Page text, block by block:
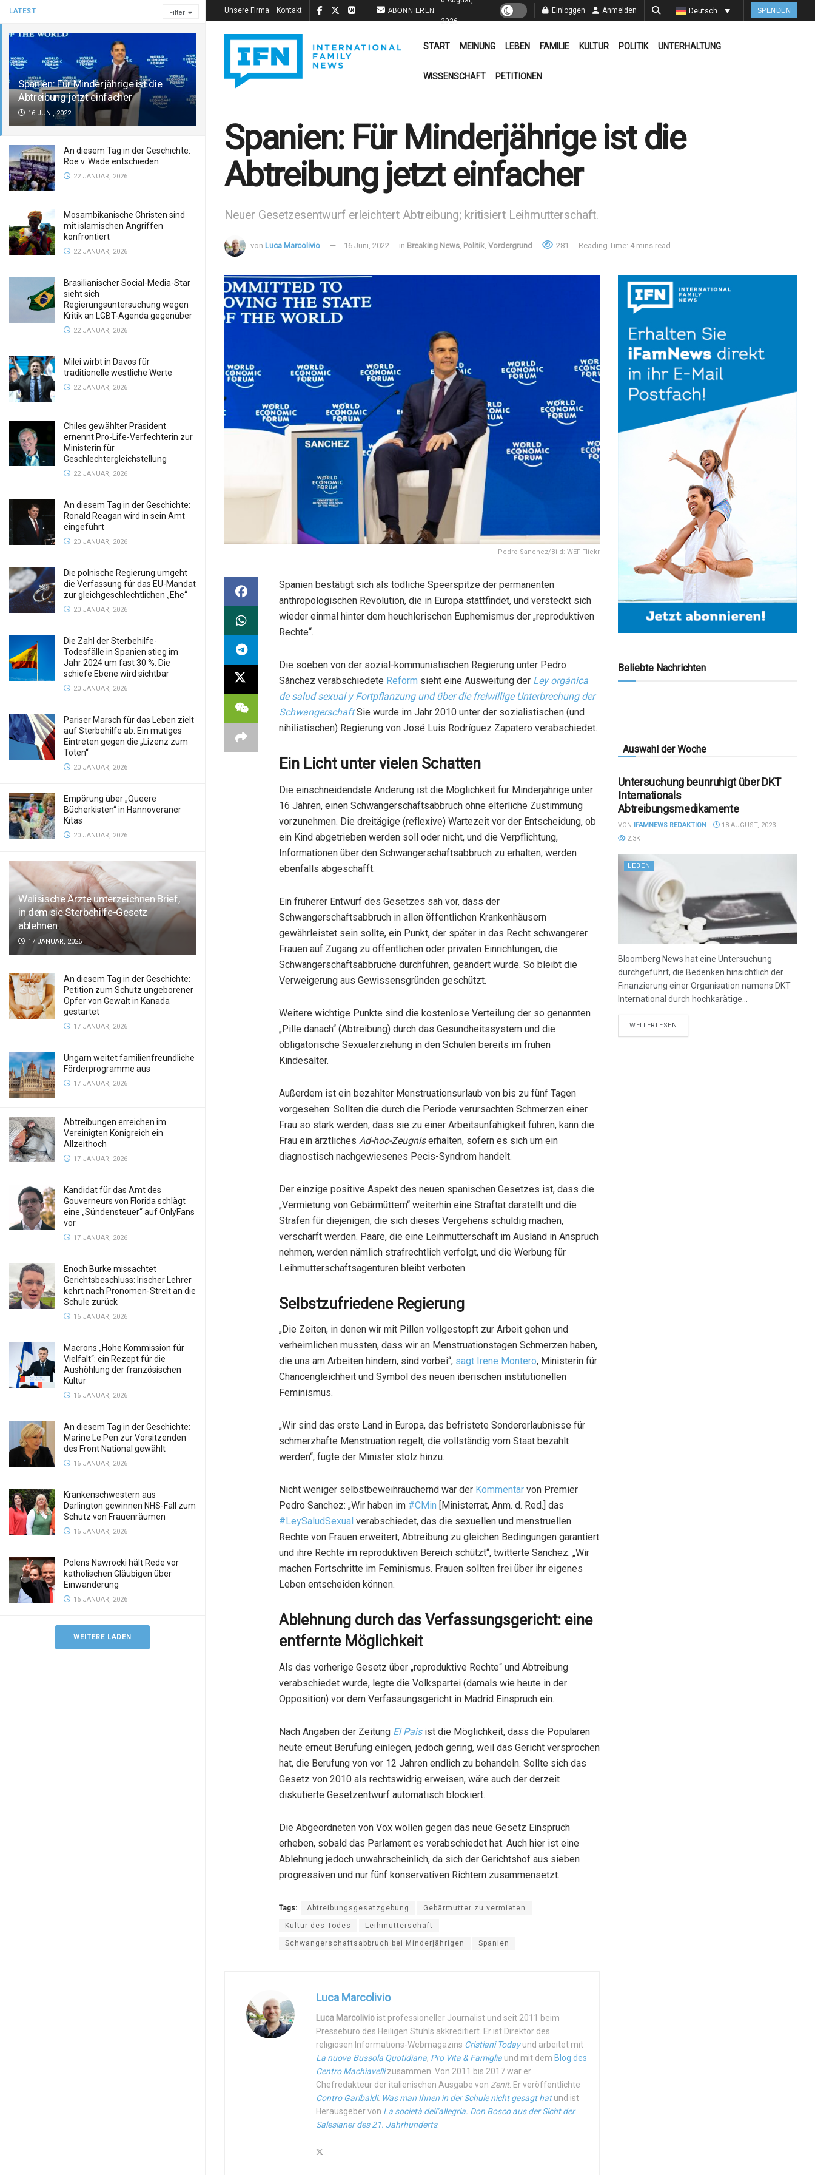
LATEST Filter
Spanien: Für Minderjährige ist die
Abtreibung jetzt einfacher
16 JUNI, 2022
An diesem Tag in der Geschichte:
Roe v. Wade entschieden
22 JANUAR, 2026
Mosambikanische Christen sind
mit islamischen Angriffen
konfrontiert
22 JANUAR, 2026
Brasilianischer Social-Media-Star
sieht sich
Regierungsuntersuchung wegen
Kritik an LGBT-Agenda gegenüber
22 JANUAR, 2026
Milei wirbt in Davos für
traditionelle westliche Werte
22 JANUAR, 2026
Chiles gewählter Präsident
ernennt Pro-Life-Verfechterin zur
Ministerin für
Geschlechtergleichstellung
22 JANUAR, 2026
An diesem Tag in der Geschichte:
Ronald Reagan wird in sein Amt
eingeführt
20 JANUAR, 2026
Die polnische Regierung umgeht
die Verfassung für das EU-Mandat
zur gleichgeschlechtlichen „Ehe“
20 JANUAR, 2026
Die Zahl der Sterbehilfe-
Todesfälle in Spanien stieg im
Jahr 2024 um fast 30 %: Die
schiefe Ebene wird sichtbar
20 JANUAR, 2026
Pariser Marsch für das Leben zielt
auf Sterbehilfe ab: Ein mutiges
Eintreten gegen die „Lizenz zum
Töten“
20 JANUAR, 2026
Empörung über „Queere
Bücherkisten“ in Hannoveraner
Kitas
20 JANUAR, 2026
Walisische Ärzte unterzeichnen Brief,
in dem sie Sterbehilfe-Gesetz
ablehnen
17 JANUAR, 2026
An diesem Tag in der Geschichte:
Petition zum Schutz ungeborener
Opfer von Gewalt in Kanada
gestartet
17 JANUAR, 2026
Ungarn weitet familienfreundliche
Förderprogramme aus
17 JANUAR, 2026
Abtreibungen erreichen im
Vereinigten Königreich ein
Allzeithoch
17 JANUAR, 2026
Kandidat für das Amt des
Gouverneurs von Florida schlägt
eine „Sündensteuer“ auf OnlyFans
vor
17 JANUAR, 2026
Enoch Burke missachtet
Gerichtsbeschluss: Irischer Lehrer
kehrt nach Pronomen-Streit an die
Schule zurück
16 JANUAR, 2026
Macrons „Hohe Kommission für
Vielfalt“: ein Rezept für die
Aushöhlung der französischen
Kultur
16 JANUAR, 2026
An diesem Tag in der Geschichte:
Marine Le Pen zur Vorsitzenden
des Front National gewählt
16 JANUAR, 2026
Krankenschwestern aus
Darlington gewinnen NHS-Fall zum
Schutz von Frauenräumen
16 JANUAR, 2026
Polens Nawrocki hält Rede vor
katholischen Gläubigen über
Einwanderung
16 JANUAR, 2026
WEITERE LADEN
Unsere Firma Kontakt ABONNIEREN
2026
Einloggen Anmelden Deutsch SPENDEN
START MEINUNG LEBEN FAMILIE KULTUR POLITIK UNTERHALTUNG
WISSENSCHAFT PETITIONEN
Spanien: Für Minderjährige ist die
Abtreibung jetzt einfacher
Neuer Gesetzesentwurf erleichtert Abtreibung; kritisiert Leihmutterschaft.
von Luca Marcolivio 16 Juni, 2022 in Breaking News, Politik, Vordergrund 281 Reading Time: 4 mins read
Pedro Sanchez/Bild: WEF Flickr
Spanien bestätigt sich als tödliche Speerspitze der permanenten
anthropologischen Revolution, die in Europa stattfindet, und versteckt sich
wieder einmal hinter dem heuchlerischen Euphemismus der „reproduktiven
Rechte“.
Die soeben von der sozial-kommunistischen Regierung unter Pedro
Sánchez verabschiedete Reform sieht eine Ausweitung der Ley orgánica
de salud sexual yFortpflanzung und über die freiwillige Unterbrechung der
Schwangerschaft Sie wurde im Jahr 2010 unter der sozialistischen (und
nihilistischen) Regierung von José Luis Rodríguez Zapatero verabschiedet.
Ein Licht unter vielen Schatten
Die einschneidendste Änderung ist die Möglichkeit für Minderjährige unter
16 Jahren, einen Schwangerschaftsabbruch ohne elterliche Zustimmung
vorzunehmen. Die dreitägige (reflexive) Wartezeit vor der Entscheidung, ob
ein Kind abgetrieben werden soll oder nicht, und die Verpflichtung,
Informationen über den Schwangerschaftsabbruch zu erhalten, werden
ebenfalls abgeschafft.
Ein früherer Entwurf des Gesetzes sah vor, dass der
Schwangerschaftsabbruch in allen öffentlichen Krankenhäusern
gewährleistet sein sollte, ein Punkt, der später in das Recht schwangerer
Frauen auf Zugang zu öffentlichen oder privaten Einrichtungen, die
Schwangerschaftsabbrüche durchführen, geändert wurde. So bleibt die
Verweigerung aus Gewissensgründen geschützt.
Weitere wichtige Punkte sind die kostenlose Verteilung der so genannten
„Pille danach“ (Abtreibung) durch das Gesundheitssystem und die
obligatorische Sexualerziehung in den Schulen bereits im frühen
Kindesalter.
Außerdem ist ein bezahlter Menstruationsurlaub von bis zu fünf Tagen
vorgesehen: Sollten die durch die Periode verursachten Schmerzen einer
Frau so stark werden, dass sie zu einer Arbeitsunfähigkeit führen, kann die
Frau ein ärztliches Ad-hoc-Zeugniserhalten, sofern es sich um ein
diagnostisch nachgewiesenes Pecis-Syndrom handelt.
Der einzige positive Aspekt des neuen spanischen Gesetzes ist, dass die
„Vermietung von Gebärmüttern“ weiterhin eine Straftat darstellt und die
Strafen für diejenigen, die sich dieses Vergehens schuldig machen,
verschärft werden. Paare, die eine Leihmutterschaft im Ausland in Anspruch
nehmen, werden nämlich strafrechtlich verfolgt, und die Werbung für
Leihmutterschaftsagenturen bleibt verboten.
Selbstzufriedene Regierung
„Die Zeiten, in denen wir mit Pillen vollgestopft zur Arbeit gehen und
verheimlichen mussten, dass wir an Menstruationstagen Schmerzen haben,
die uns am Arbeiten hindern, sind vorbei“, sagt Irene Montero, Ministerin für
Chancengleichheit und Symbol des neuen iberischen institutionellen
Feminismus.
„Wir sind das erste Land in Europa, das befristete Sondererlaubnisse für
schmerzhafte Menstruation regelt, die vollständig vom Staat bezahlt
werden“, fügte der Minister stolz hinzu.
Nicht weniger selbstbeweihräuchernd war der Kommentar von Premier
Pedro Sanchez: „Wir haben im #CMin [Ministerrat, Anm. d. Red.] das
#LeySaludSexual verabschiedet, das die sexuellen und menstruellen
Rechte von Frauen erweitert, Abtreibung zu gleichen Bedingungen garantiert
und ihre Rechte im reproduktiven Bereich schützt“, twitterte Sanchez. „Wir
machen Fortschritte im Feminismus. Frauen sollten frei über ihr eigenes
Leben entscheiden können.
Ablehnung durch das Verfassungsgericht: eine
entfernte Möglichkeit
Als das vorherige Gesetz über „reproduktive Rechte“ und Abtreibung
verabschiedet wurde, legte die Volkspartei (damals wie heute in der
Opposition) vor dem Verfassungsgericht in Madrid Einspruch ein.
Nach Angaben der Zeitung El Pais ist die Möglichkeit, dass die Popularen
heute erneut Berufung einlegen, jedoch gering, weil das Gericht versprochen
hat, die Berufung von vor 12 Jahren endlich zu behandeln. Sollte sich das
Gesetz von 2010 als rechtswidrig erweisen, wäre auch der derzeit
diskutierte Gesetzentwurf automatisch blockiert.
Die Abgeordneten von Vox wollen gegen das neue Gesetz Einspruch
erheben, sobald das Parlament es verabschiedet hat. Auch hier ist eine
Ablehnung jedoch unwahrscheinlich, da sich der Gerichtshof aus sieben
progressiven und nur fünf konservativen Richtern zusammensetzt.
Tags: Abtreibungsgesetzgebung Gebärmutter zu vermieten
Kultur des Todes Leihmutterschaft
Schwangerschaftsabbruch bei Minderjährigen Spanien
Luca Marcolivio
Luca Marcolivio ist professioneller Journalist und seit 2011 beim
Pressebüro des Heiligen Stuhls akkreditiert. Er ist Direktor des
religiösen Informations-Webmagazins Cristiani Todayund arbeitet mit
La nuova Bussola Quotidiana, Pro Vita & Famiglia und mit dem Blog des
Centro Machiavellizusammen. Von 2011 bis 2017 war er
Chefredakteur der italienischen Ausgabe von Zenit. Er veröffentlichte
Contro Garibaldi: Was man Ihnen in der Schule nicht gesagt hatund ist
Herausgeber von La società dell‘allegria. Don Bosco aus der Sicht der
Salesianer des 21. Jahrhunderts.
Beliebte Nachrichten
Auswahl der Woche
Untersuchung beunruhigt über DKT
Internationals
Abtreibungsmedikamente
VON IFAMNEWS REDAKTION
18 AUGUST, 2023
2.3K
LEBEN
Bloomberg News hat eine Untersuchung
durchgeführt, die Bedenken hinsichtlich der
Finanzierung einer Organisation namens DKT
International durch hochkarätige...
WEITERLESEN